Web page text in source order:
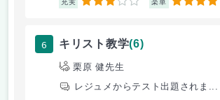
充実 3 楽単 5
6 キリスト教学(6)
栗原 健先生
レジュメからテスト出題されま...